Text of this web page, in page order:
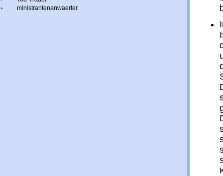
ministrantenanwaerter